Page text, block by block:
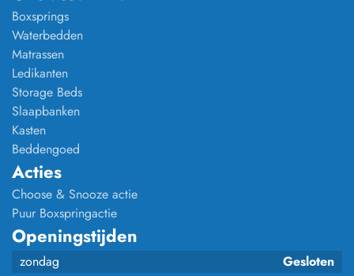
Boxsprings
Waterbedden
Matrassen
Ledikanten
Storage Beds
Slaapbanken
Kasten
Beddengoed
Acties
Choose & Snooze actie
Puur Boxspringactie
Openingstijden
zondag
Gesloten